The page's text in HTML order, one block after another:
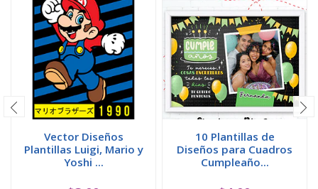
Vector Diseños
Plantillas Luigi, Mario y
Yoshi ...
10 Plantillas de
Diseños para Cuadros
Cumpleaño...